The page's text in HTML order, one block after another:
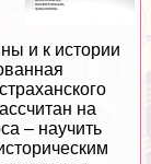
и к истории
на
– научить